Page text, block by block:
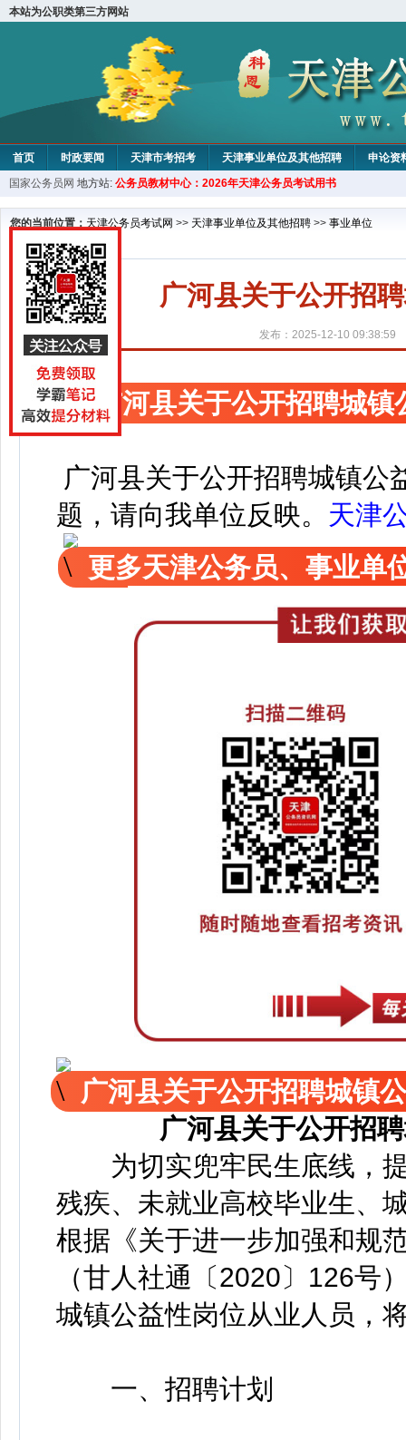
本站为公职类第三方网站
首页 时政要闻 天津市考招考 天津事业单位及其他招聘 申论资
教材中心
国家公务员网 地方站: 公务员教材中心：2026年天津公务员考试用书
您的当前位置： 天津公务员考试网 >> 天津事业单位及其他招聘 >> 事业单位
广河县关于公开招
发布：2025-12-10 09:38:59
广河县关于公开招聘城
广河县关于公开招聘城镇公
题，请向我单位反映。 天津
更多天津公务员、事业单
广河县关于公开招聘城镇
广河县关于公开招
为切实兜牢民生底线，提
残疾、未就业高校毕业生、
根据《关于进一步加强和规
（甘人社通〔2020〕126号
城镇公益性岗位从业人员，
一、招聘计划